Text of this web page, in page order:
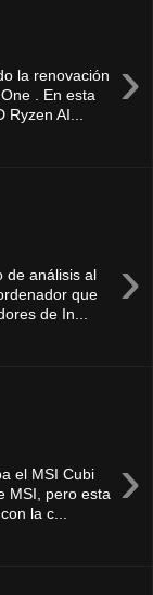
›
la renovación
. En esta
AI...
›
de análisis al
que
de In...
›
el MSI Cubi
MSI, pero esta
la c...